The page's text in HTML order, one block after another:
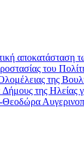
αποκατάσταση
του
της
της